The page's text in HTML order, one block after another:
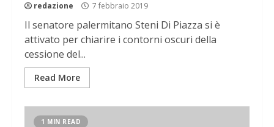
redazione 7 febbraio 2019
Il senatore palermitano Steni Di Piazza si è
attivato per chiarire i contorni oscuri della
cessione del...
Read More
1 MIN READ